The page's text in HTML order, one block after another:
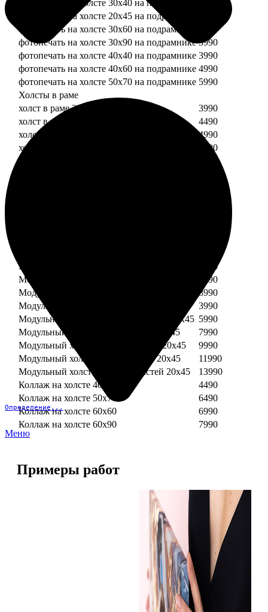
Определение...
Меню
фотопечать на холсте 30х40 на подрамнике
фотопечать на холсте 20х45 на подрамнике
фотопечать на холсте 30х60 на подрамнике
фотопечать на холсте 30х90 на подрамнике 3990
фотопечать на холсте 40х40 на подрамнике 3990
фотопечать на холсте 40х60 на подрамнике 4990
фотопечать на холсте 50х70 на подрамнике 5990
Холсты в раме
холст в раме 20х20
3990
холст в раме 20х30
4490
холст в раме 30х30
4990
холст в раме 30х40
5490
Модульный холст из трех частей 30х40
7490
Модульный холст из двух частей 40х40
5990
Модульный холст из трех частей 40х40
8990
Модульный холст из трех частей 20х45
3990
Модульный холст из четырех частей 20х45 5990
Модульный холст из пяти частей 20х45
7990
Модульный холст из шести частей 20х45
9990
Модульный холст из семи частей 20х45
11990
Модульный холст из восьми частей 20х45
13990
Коллаж на холсте 40х40
4490
Коллаж на холсте 50х70
6490
Коллаж на холсте 60х60
6990
Коллаж на холсте 60х90
7990
Примеры работ